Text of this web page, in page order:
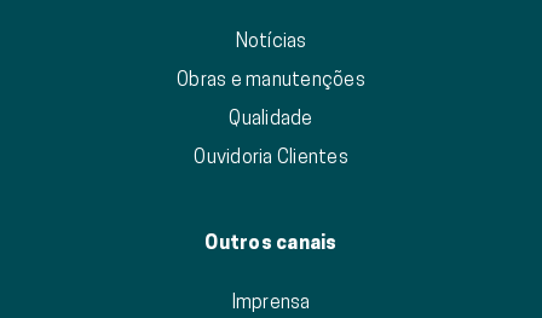
Notícias
Obras e manutenções
Qualidade
Ouvidoria Clientes
Outros canais
Imprensa